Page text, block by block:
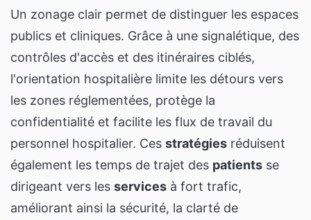
Un zonage clair permet de distinguer les espaces
publics et cliniques. Grâce à une signalétique, des
contrôles d'accès et des itinéraires ciblés,
l'orientation hospitalière limite les détours vers
les zones réglementées, protège la
confidentialité et facilite les flux de travail du
personnel hospitalier. Ces stratégies réduisent
également les temps de trajet des patients se
dirigeant vers les services à fort trafic,
améliorant ainsi la sécurité, la clarté de